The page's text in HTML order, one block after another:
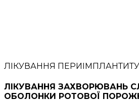
ЛІКУВАННЯ ПЕРИІМПЛАНТИТУ
ЛІКУВАННЯ ЗАХВОРЮВАНЬ
ОБОЛОНКИ РОТОВОЇ